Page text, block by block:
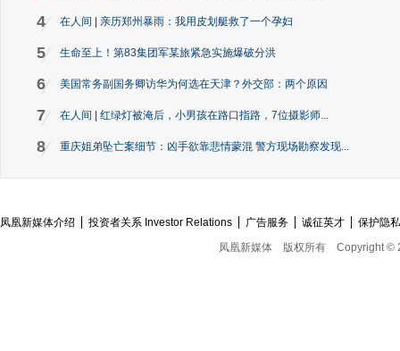
4 在人间 | 亲历郑州暴雨：我用皮划艇救了一个孕妇
5 生命至上！第83集团军某旅紧急实施爆破分洪
6 美国常务副国务卿访华为何选在天津？外交部：两个原因
7 在人间 | 红绿灯被淹后，小男孩在路口指路，7位摄影师...
8 重庆姐弟坠亡案细节：凶手欲靠悲情蒙混 警方现场勘察发现...
凤凰新媒体介绍 投资者关系 Investor Relations 广告服务 诚征英才
保护隐
凤凰新媒体
版权所有 Copyright ©